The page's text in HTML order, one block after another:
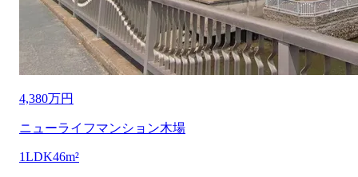
4,380万円
ニューライフマンション木場
1LDK46m²